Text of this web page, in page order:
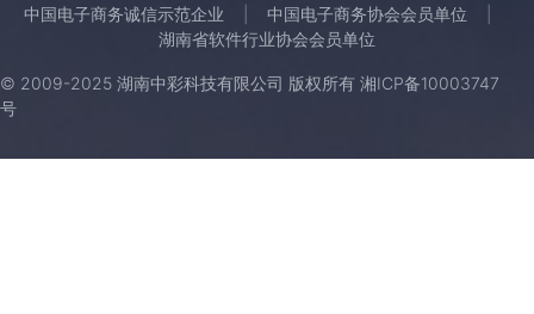
中国电子商务诚信示范企业
中国电子商务协会会员单位
湖南省软件行业协会会员单位
© 2009-2025 湖南中彩科技有限公司 版权所有 湘ICP备10003747
号